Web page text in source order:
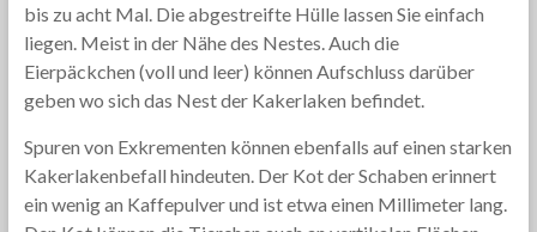
bis zu acht Mal. Die abgestreifte Hülle lassen Sie einfach
liegen. Meist in der Nähe des Nestes. Auch die
Eierpäckchen (voll und leer) können Aufschluss darüber
geben wo sich das Nest der Kakerlaken befindet.
Spuren von Exkrementen können ebenfalls auf einen starken
Kakerlakenbefall hindeuten. Der Kot der Schaben erinnert
ein wenig an Kaffepulver und ist etwa einen Millimeter lang.